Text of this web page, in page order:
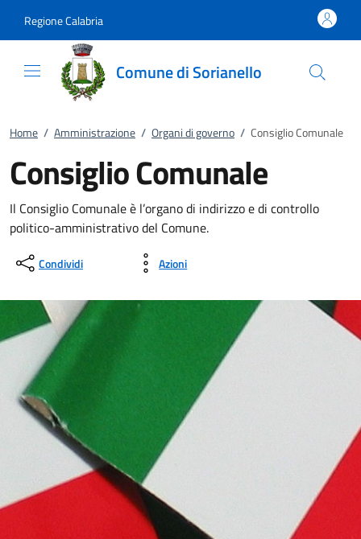
Regione Calabria
Comune di Sorianello
Home / Amministrazione / Organi di governo / Consiglio Comunale
Consiglio Comunale
Il Consiglio Comunale è l’organo di indirizzo e di controllo
politico-amministrativo del Comune.
Condividi Azioni